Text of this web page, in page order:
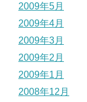
2009年5月
2009年4月
2009年3月
2009年2月
2009年1月
2008年12月